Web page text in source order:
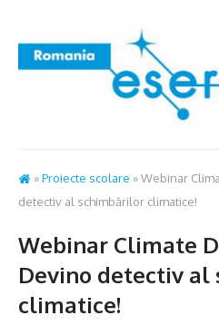
content
»Proiecte scolare »Webinar
detectiv al schimbărilor climatice!
Webinar Climate
Devino detectiv
climatice!